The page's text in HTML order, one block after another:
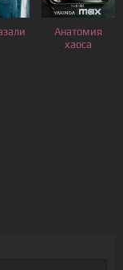
Анатомия
хаоса